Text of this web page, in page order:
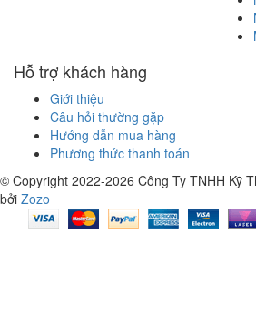
Hỗ trợ khách hàng
Giới thiệu
Câu hỏi thường gặp
Hướng dẫn mua hàng
Phương thức thanh toán
© Copyright 2022-2026 Công Ty TNHH Kỹ
bởi Zozo